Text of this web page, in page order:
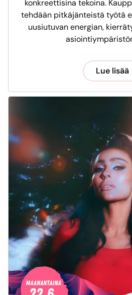
konkreettisina tekoina.
tehdään pitkäjänteistä työtä
uusiutuvan energian,
Lue lisää